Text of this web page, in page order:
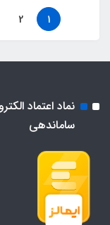
1
2
نماد اعتماد
ساماندهی